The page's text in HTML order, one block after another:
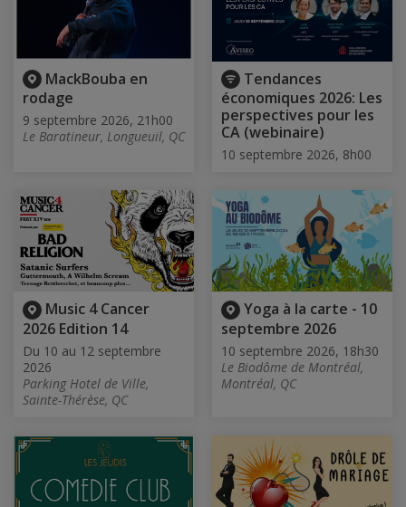
MackBouba en
rodage
9 septembre 2026, 21h00
Le Baratineur, Longueuil, QC
Tendances
économiques 2026: Les
perspectives pour les
CA (webinaire)
10 septembre 2026, 8h00
Music 4 Cancer
2026 Edition 14
Du 10 au 12 septembre
2026
Parking Hotel de Ville,
Sainte-Thérèse, QC
Yoga à la carte - 10
septembre 2026
10 septembre 2026, 18h30
Le Biodôme de Montréal,
Montréal, QC